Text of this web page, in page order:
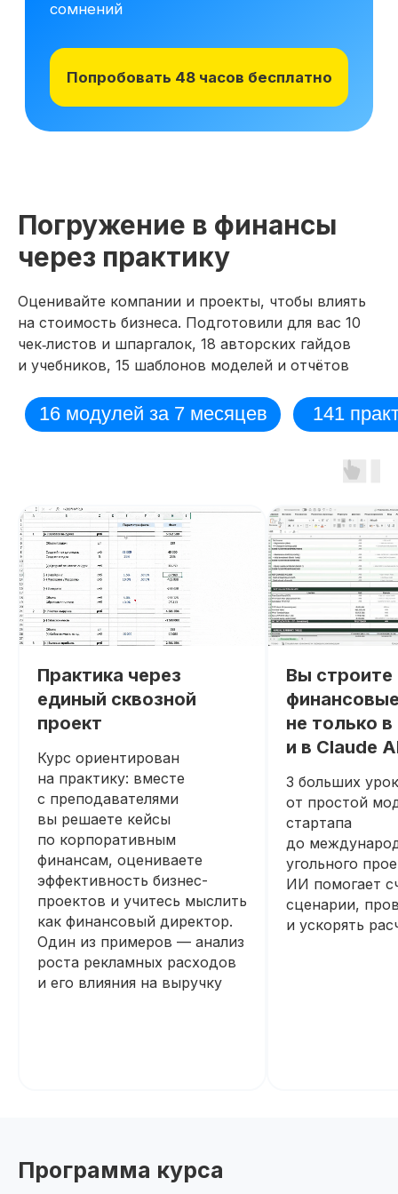
Погружение в финансы
через практику
Оценивайте компании и проекты, чтобы влиять
на стоимость бизнеса. Подготовили для вас 10
чек‑листов и шпаргалок, 18 авторских гайдов
и учебников, 15 шаблонов моделей и отчётов
Практика через
единый сквозной
проект
Курс ориентирован
на практику: вместе
с преподавателями
вы решаете кейсы
по корпоративным
финансам, оцениваете
эффективность бизнес-
проектов и учитесь мыслить
как финансовый директор.
Один из примеров — анализ
роста рекламных расходов
и его влияния на выручку
Вы строите
не только
и в Claude
3 больших
от простой
стартапа
до
угольного
ИИ помогает
сценарии,
и ускорять
Программа курса